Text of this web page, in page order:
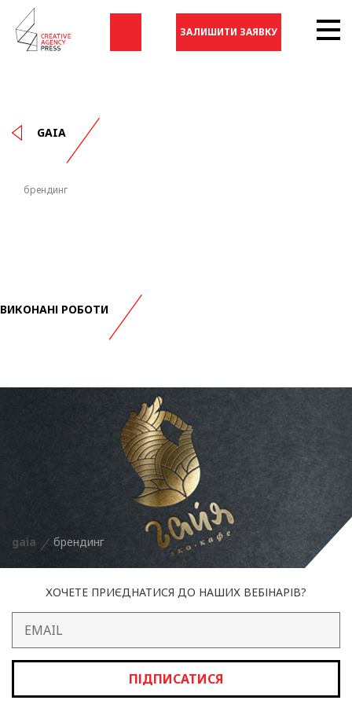
ЗАЛИШИТИ ЗАЯВКУ
GAIA
брендинг
ВИКОНАНІ РОБОТИ
gaia брендинг
ХОЧЕТЕ ПРИЄДНАТИСЯ ДО НАШИХ ВЕБІНАРІВ?
ПІДПИСАТИСЯ